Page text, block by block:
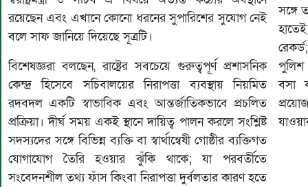
রয়েছেন এবং এখানে কোনো ধরনের সুপারিশের সুযোগ নেই
বলে সাফ জানিয়ে দিয়েছে সূত্রটি।
বিশেষজ্ঞরা বলছেন, রাষ্ট্রের সবচেয়ে গুরুত্বপূর্ণ প্রশাসনিক
কেন্দ্র হিসেবে সচিবালয়ের নিরাপত্তা ব্যবস্থায় নিয়মিত
রদবদল একটি স্বাভাবিক এবং আন্তর্জাতিকভাবে প্রচলিত
প্রক্রিয়া। দীর্ঘ সময় একই স্থানে দায়িত্ব পালন করলে সংশ্লিষ্ট
সদস্যদের সঙ্গে বিভিন্ন ব্যক্তি বা স্বার্থান্বেষী গোষ্ঠীর ব্যক্তিগত
যোগাযোগ তৈরি হওয়ার ঝুঁকি থাকে; যা পরবর্তীতে
সংবেদনশীল তথ্য ফাঁস কিংবা নিরাপত্তা দুর্বলতার কারণ হতে
সঙ্গে
পুলিশ
বসা